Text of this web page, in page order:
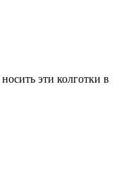
эти колготки в